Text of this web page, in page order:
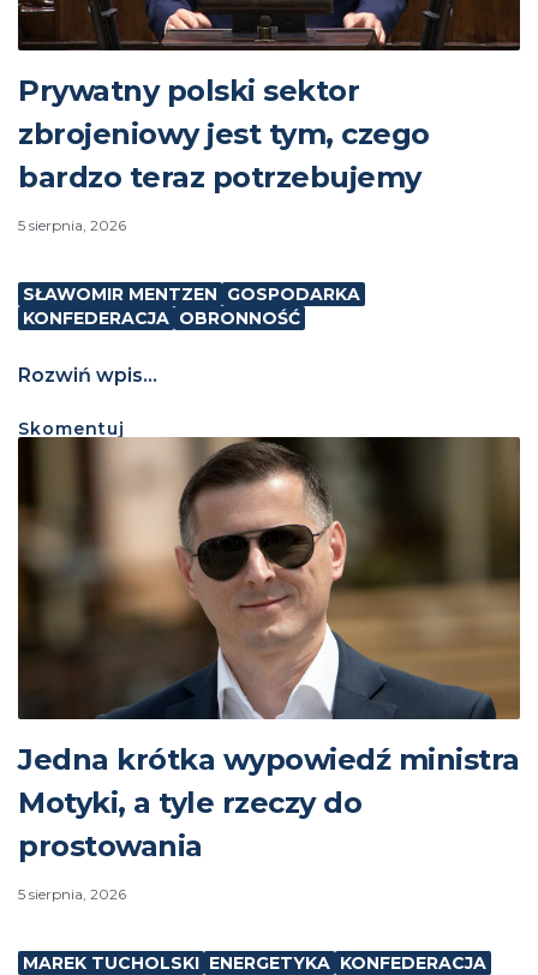
Prywatny polski sektor
zbrojeniowy jest tym, czego
bardzo teraz potrzebujemy
5 sierpnia, 2026
SŁAWOMIR MENTZEN GOSPODARKA
KONFEDERACJA OBRONNOŚĆ
Rozwiń wpis...
Skomentuj
Jedna krótka wypowiedź ministra
Motyki, a tyle rzeczy do
prostowania
5 sierpnia, 2026
MAREK TUCHOLSKI ENERGETYKA KONFEDERACJA